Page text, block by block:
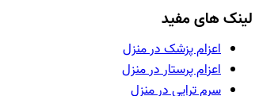
لینک های مفید
اعزام پزشک در منزل
اعزام پرستار در منزل
سرم تراپی در منزل